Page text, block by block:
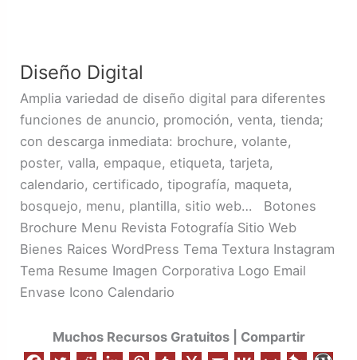
Diseño Digital
Amplia variedad de diseño digital para diferentes
funciones de anuncio, promoción, venta, tienda;
con descarga inmediata: brochure, volante,
poster, valla, empaque, etiqueta, tarjeta,
calendario, certificado, tipografía, maqueta,
bosquejo, menu, plantilla, sitio web… Botones
Brochure Menu Revista Fotografía Sitio Web
Bienes Raices WordPress Tema Textura Instagram
Tema Resume Imagen Corporativa Logo Email
Envase Icono Calendario
Muchos Recursos Gratuitos | Compartir